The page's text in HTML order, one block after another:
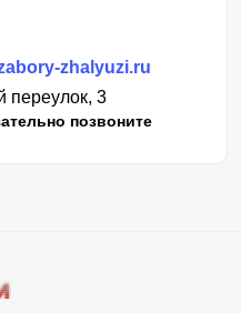
zhalyuzi.ru
переулок, 3
позвоните